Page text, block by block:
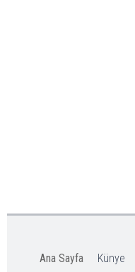
Ana Sayfa Künye